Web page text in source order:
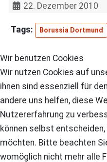
22. Dezember 2010
Borussia Dortmund
Wir benutzen Cookies
Wir nutzen Cookies auf
ihnen sind essenziell für
andere uns helfen, diese
Nutzererfahrung zu
können selbst
möchten. Bitte beachten
womöglich nicht mehr alle